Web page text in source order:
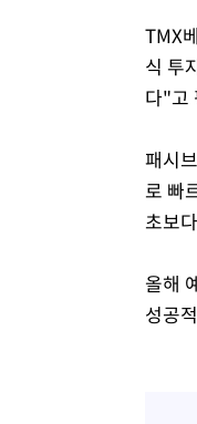
TMX
식 투
다"고
패시
로 빠
초보
올해
성공